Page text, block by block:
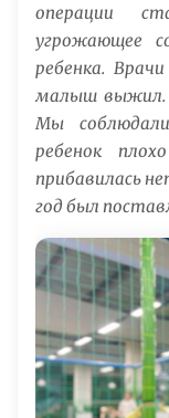
операции
угрожающее
ребенка.
малыш выжил.
Мы
ребенок
прибавилась
год был